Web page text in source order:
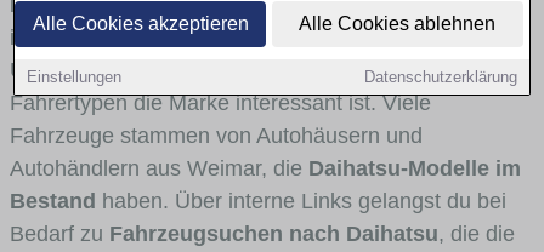
Alle Cookies akzeptieren Alle Cookies ablehnen
Einstellungen Datenschutzerklärung
ist, welche Modellreihen häufig im Stadt- und
Umlandverkehr zu sehen sind und für welche
Fahrertypen die Marke interessant ist. Viele
Fahrzeuge stammen von Autohäusern und
Autohändlern aus Weimar, die Daihatsu-Modelle im
Bestand haben. Über interne Links gelangst du bei
Bedarf zu Fahrzeugsuchen nach Daihatsu, die die